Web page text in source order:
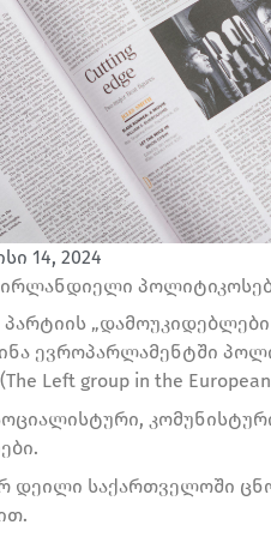
14, 2024
ევროპარლამენტში
Left group in the
დეილი საქართველოში